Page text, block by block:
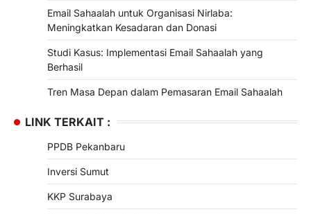
Email Sahaalah untuk Organisasi Nirlaba:
Meningkatkan Kesadaran dan Donasi
Studi Kasus: Implementasi Email Sahaalah yang
Berhasil
Tren Masa Depan dalam Pemasaran Email Sahaalah
LINK TERKAIT :
PPDB Pekanbaru
Inversi Sumut
KKP Surabaya